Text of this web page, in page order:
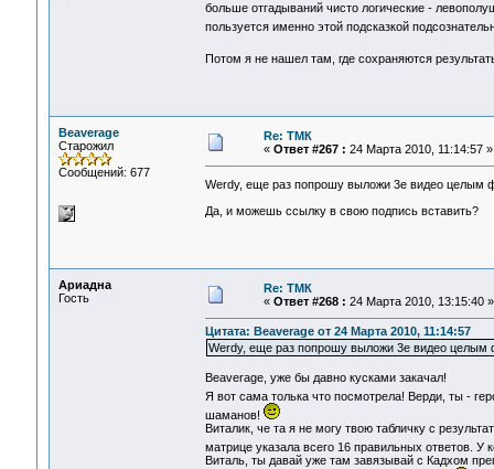
больше отгадываний чисто логические -
пользуется именно этой подсказкой
Потом я не нашел там, где сохраняются
Beaverage
Старожил
Сообщений: 677
Re: ТМК
« Ответ #267 : 24 Марта 2010, 11:14:57 »
Werdy, еще раз попрошу выложи 3е видео целым
Да, и можешь ссылку в свою подпись вставить?
Ариадна
Гость
Re: ТМК
« Ответ #268 : 24 Марта 2010, 13:15:40 »
Цитата: Beaverage от 24 Марта 2010, 11:14:57
Werdy, еще раз попрошу выложи 3е видео
Beaverage, уже бы давно кусками закачал!
Я вот сама толька что посмотрела! Верди, ты -
шаманов!
Виталик, че та я не могу твою табличку с
матрице указала всего 16 правильных ответов.
Виталь, ты давай уже там завязывай с Кадхом